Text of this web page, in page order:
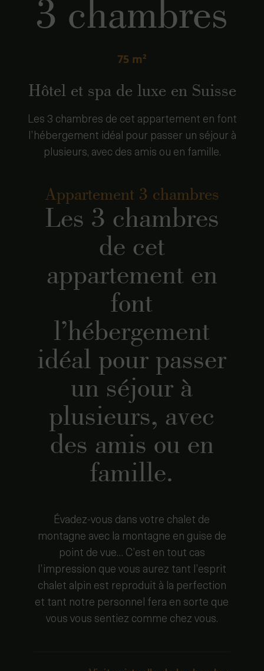
75 m²
l’hébergement idéal pour passer un séjour à
Appartement 3 chambres
de cet
appartement en
font
l’hébergement
idéal pour passer
un séjour à
plusieurs, avec
des amis ou en
famille.
Évadez-vous dans votre chalet de
l’impression que vous aurez tant l’esprit
chalet alpin est reproduit à la perfection
et tant notre personnel fera en sorte que
vous vous sentiez comme chez vous.